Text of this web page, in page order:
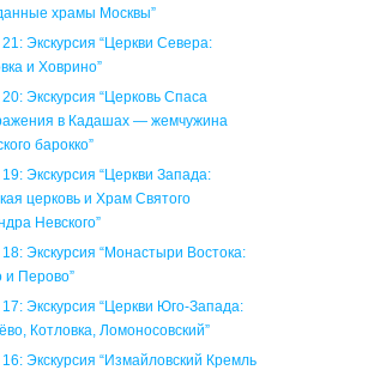
храмы Москвы”
Экскурсия “Церкви Севера:
и Ховрино”
Экскурсия “Церковь Спаса
в Кадашах — жемчужина
барокко”
Экскурсия “Церкви Запада:
церковь и Храм Святого
Невского”
Экскурсия “Монастыри Востока:
и Перово”
Экскурсия “Церкви Юго-Запада:
Котловка, Ломоносовский”
Экскурсия “Измайловский Кремль